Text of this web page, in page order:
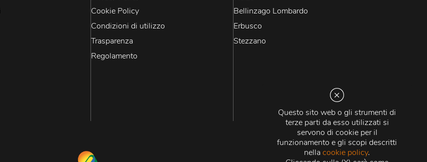
Questo sito web o gli strumenti di
terze parti da esso utilizzati si
servono di cookie per il
funzionamento e gli scopi descritti
nellacookie policy.
Cookie Policy
Condizioni di utilizzo
Trasparenza
Regolamento
Bellinzago Lombardo
Erbusco
Stezzano